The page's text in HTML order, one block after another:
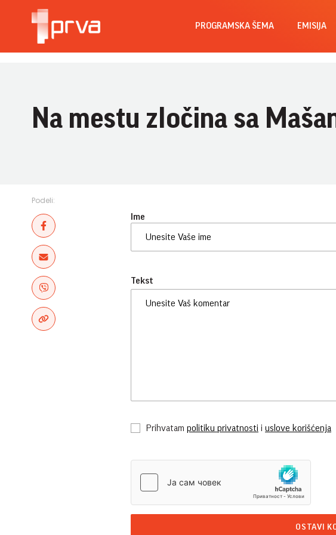
PROGRAMSKA ŠEMA EMISIJA
Na mestu zločina sa
Podeli:
Ime
Tekst
Prihvatam politiku privatnosti i uslove korišćenja
OSTAVI